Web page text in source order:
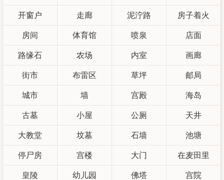
开窗户 走廊 泥泞路 房子着火
房间 体育馆 喷泉 店面
路缘石 农场 内室 画廊
街市 布雷区 草坪 邮局
城市 墙 宫殿 海岛
古墓 小屋 公厕 天井
大教堂 坟墓 石墙 池塘
停尸房 宫楼 大门 在麦田里
皇陵 幼儿园 佛塔 宫院